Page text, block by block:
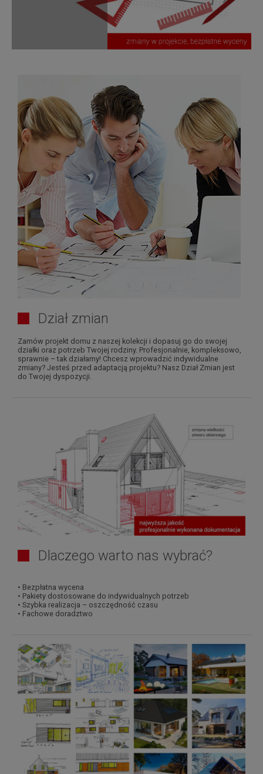
Dział zmian
Zamów projekt domu z naszej kolekcji i dopasuj go do swojej
działki oraz potrzeb Twojej rodziny. Profesjonalnie, kompleksowo,
sprawnie – tak działamy! Chcesz wprowadzić indywidualne
zmiany? Jesteś przed adaptacją projektu? Nasz Dział Zmian jest
do Twojej dyspozycji.
Dlaczego warto nas wybrać?
• Bezpłatna wycena
• Pakiety dostosowane do indywidualnych potrzeb
• Szybka realizacja – oszczędność czasu
• Fachowe doradztwo